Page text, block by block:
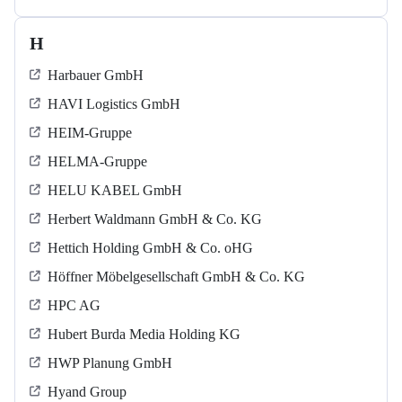
H
Harbauer GmbH
HAVI Logistics GmbH
HEIM-Gruppe
HELMA-Gruppe
HELU KABEL GmbH
Herbert Waldmann GmbH & Co. KG
Hettich Holding GmbH & Co. oHG
Höffner Möbelgesellschaft GmbH & Co. KG
HPC AG
Hubert Burda Media Holding KG
HWP Planung GmbH
Hyand Group